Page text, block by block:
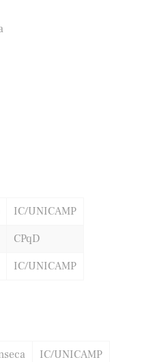
IC/UNICAMP
CPqD
IC/UNICAMP
IC/UNICAMP